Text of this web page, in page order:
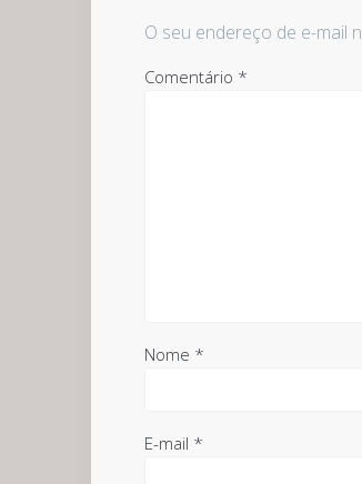
O seu endereço de e-mail
Comentário *
Nome *
E-mail *